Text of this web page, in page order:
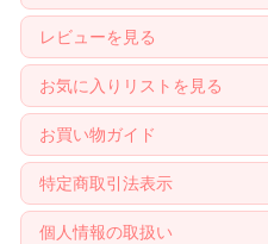
レビューを見る
お気に入りリストを見る
お買い物ガイド
特定商取引法表示
個人情報の取扱い